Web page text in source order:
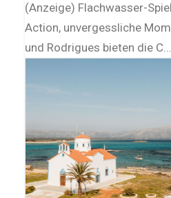
(Anzeige) Flachwasser-
Action, unvergessliche
und Rodrigues bieten die C…